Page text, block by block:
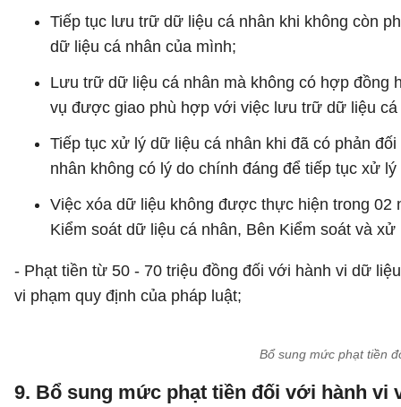
Tiếp tục lưu trữ dữ liệu cá nhân khi không còn
dữ liệu cá nhân của mình;
Lưu trữ dữ liệu cá nhân mà không có hợp đồng
vụ được giao phù hợp với việc lưu trữ dữ liệu cá
Tiếp tục xử lý dữ liệu cá nhân khi đã có phản
nhân không có lý do chính đáng để tiếp tục xử
Việc xóa dữ liệu không được thực hiện trong 02
Kiểm soát dữ liệu cá nhân, Bên Kiểm soát và
- Phạt tiền từ 50 - 70 triệu đồng đối với hành vi dữ
vi phạm quy định của pháp luật;
Bổ sung mức phạt tiền
9. Bổ sung mức phạt tiền đối với hành vi